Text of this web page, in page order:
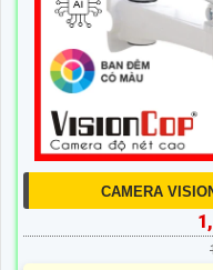
CAMERA